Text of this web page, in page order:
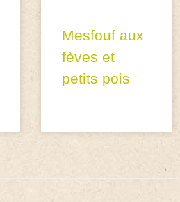
Mesfouf aux
fèves et
petits pois